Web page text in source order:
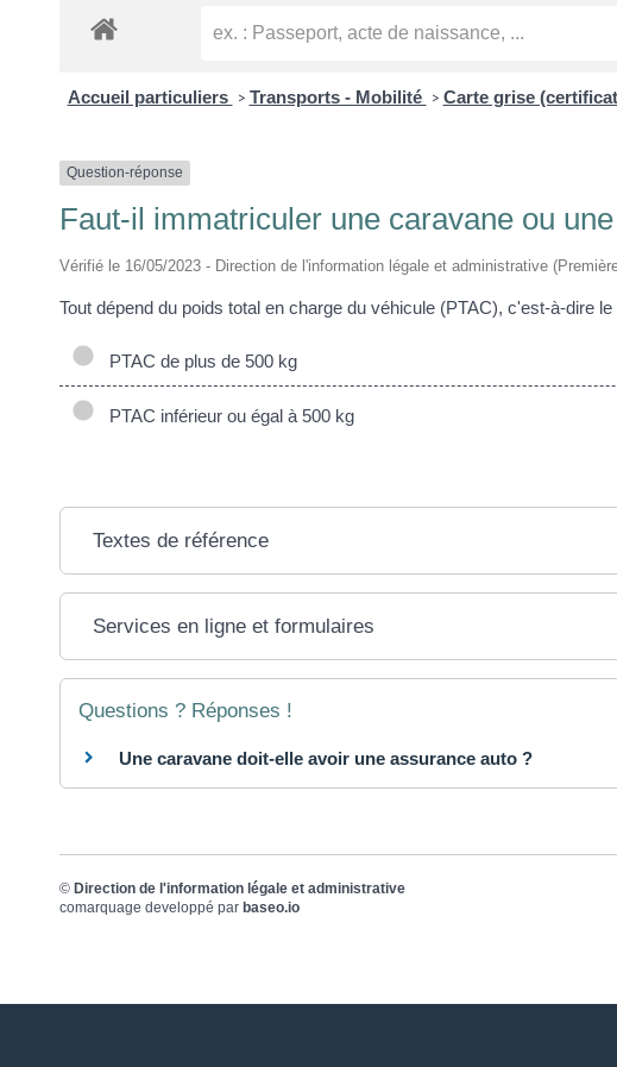
Accueil particuliers > Transports - Mobilité > Carte grise
Question-réponse
Faut-il immatriculer une caravane ou
Vérifié le 16/05/2023 - Direction de l'information légale et administrative
Tout dépend du poids total en charge du véhicule (PTAC), c'est-à-dire
PTAC de plus de 500 kg
PTAC inférieur ou égal à 500 kg
Textes de référence
Services en ligne et formulaires
Questions ? Réponses !
Une caravane doit-elle avoir une assurance auto ?
© Direction de l'information légale et administrative
comarquage developpé par baseo.io